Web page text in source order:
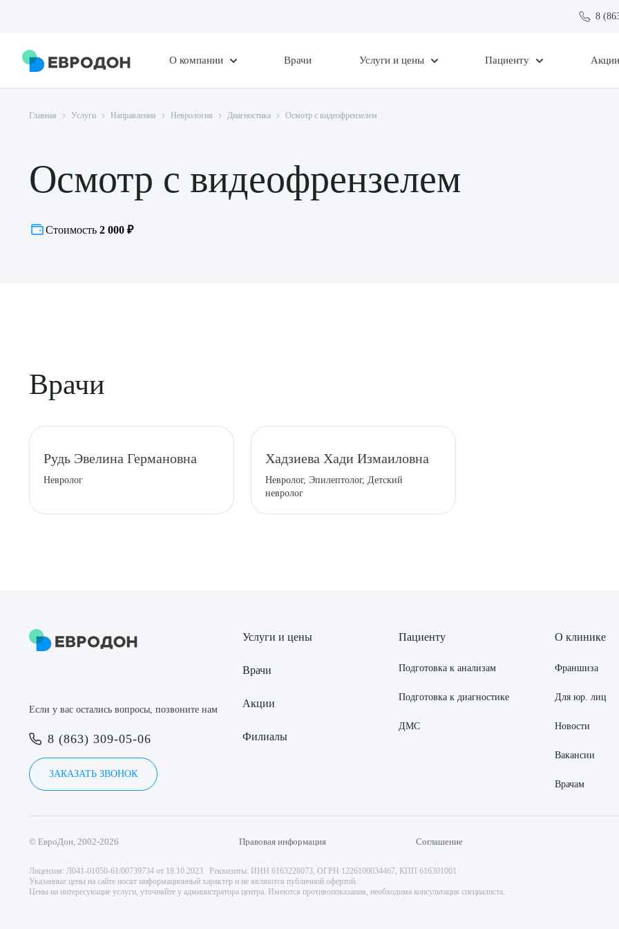
8
О компании Врачи Услуги и цены Пациенту Акции
Главная Услуги Направления Неврология Диагностика Осмотр с видеофрензелем
Осмотр с видеофрензелем
Стоимость 2 000 ₽
Врачи
Рудь Эвелина Германовна
Невролог
Хадзиева Хади Измаиловна
Невролог, Эпилептолог, Детский
невролог
Если у вас остались вопросы, позвоните нам
8 (863) 309-05-06
ЗАКАЗАТЬ ЗВОНОК
Услуги и цены
Врачи
Акции
Филиалы
Пациенту
Подготовка к анализам
Подготовка к диагностике
ДМС
О клинике
Франшиза
Для юр. лиц
Новости
Вакансии
Врачам
© ЕвроДон, 2002-2026 Правовая информация Соглашение
Лицензия: Л041-01050-61/00739734 от 18.10.2023 Реквизиты: ИНН 6163228073, ОГРН 1226100034467, КПП 616301001
Указанные цены на сайте носят информационный характер и не являются публичной офертой.
Цены на интересующие услуги, уточняйте у администратора центра. Имеются противопоказания, необходима консультация специалиста.
Выберите сопутствующую услугу